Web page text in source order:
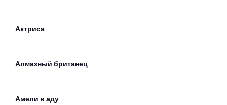
Актриса
Алмазный британец
Амели в аду